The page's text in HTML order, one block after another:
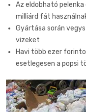
Az eldobható
milliárd fát
Gyártása során
vizeket
Havi több ezer
esetlegesen a popsi